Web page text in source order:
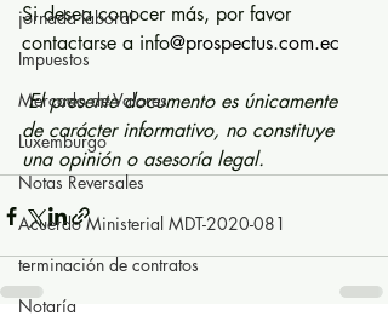
jornada laboral
Impuestos
Mercado de Valores
Luxemburgo
Notas Reversales
Acuerdo Ministerial MDT-2020-081
terminación de contratos
Notaría
Si desea conocer más, por favor
contactarse a info@prospectus.com.ec
El presente documento es únicamente
de carácter informativo, no constituye
una opinión o asesoría legal.